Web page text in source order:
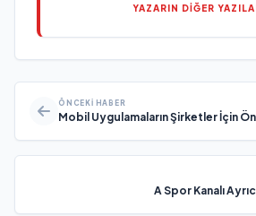
YAZARIN DİĞER
ÖNCEKI HABER
Mobil Uygulamaların Şirketler İçin
A Spor Kanalı